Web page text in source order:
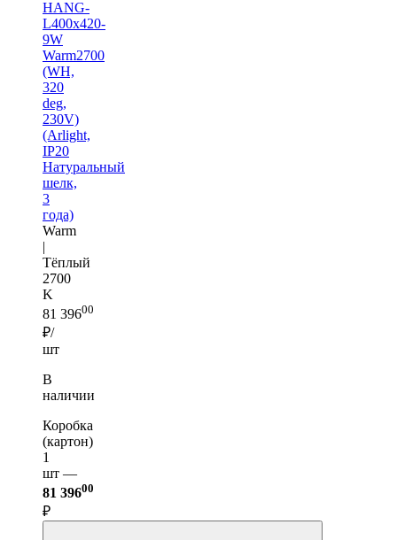
HANG-
L400х420-
9W
Warm2700
(WH,
320
deg,
230V)
(Arlight,
IP20
Натуральный
шелк,
3
года)
Warm
|
Тёплый
2700
K
81 39600
₽/
шт
В
наличии
Коробка
(картон)
1
шт —
81 39600
₽